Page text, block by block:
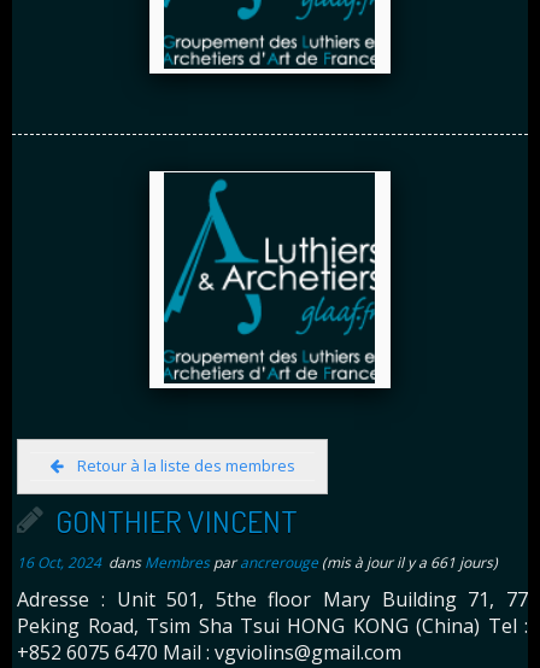
Retour à la liste des membres
GONTHIER VINCENT
16 Oct, 2024dansMembresparancrerouge (mis à jour il y a 661 jours)
Adresse : Unit 501, 5the floor Mary Building 71, 77
Peking Road, Tsim Sha Tsui HONG KONG (China) Tel :
+852 6075 6470 Mail : vgviolins@gmail.com